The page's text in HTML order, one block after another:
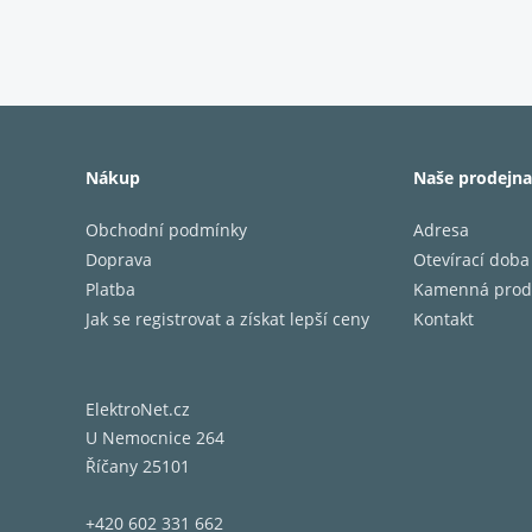
-
basy
Nákup
Obchodní podmínky
Doprava
Platba
Jak se registrovat a získat lepší ceny
Naše prodejna
Adresa
Otevírací doba
Kamenná
Kontakt
ElektroNet.cz
U Nemocnice 264
Říčany 25101
+420 602 331 662